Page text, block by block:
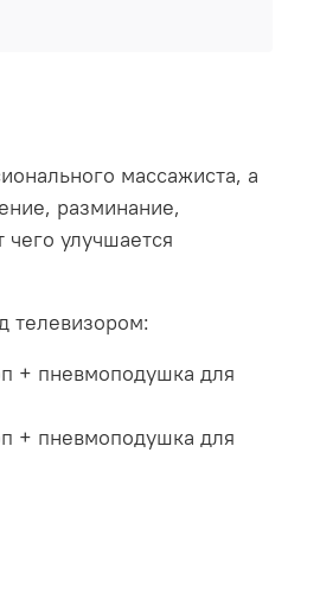
массажиста, а
разминание,
улучшается
телевизором:
+ пневмоподушка для
+ пневмоподушка для